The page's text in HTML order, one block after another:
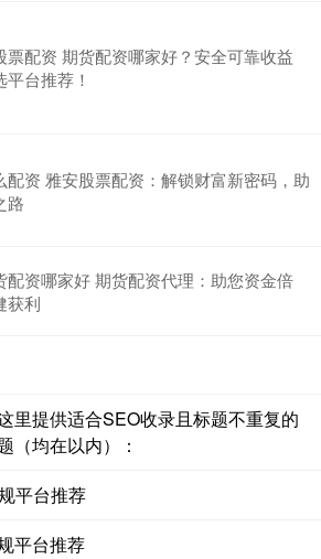
票配资 期货配资哪家好？安全可靠收益
台推荐！
配资 雅安股票配资：解锁财富新密码，助
路
配资哪家好 期货配资代理：助您资金倍
获利
里提供适合SEO收录且标题不重复的
（均在以内）：
平台推荐
平台推荐